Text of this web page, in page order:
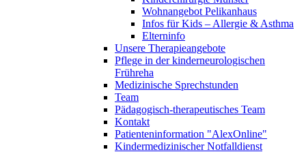
Wohnangebot Pelikanhaus
Infos für Kids – Allergie & Asthma
Elterninfo
Unsere Therapieangebote
Pflege in der kinderneurologischen
Frühreha
Medizinische Sprechstunden
Team
Pädagogisch-therapeutisches Team
Kontakt
Patienteninformation "AlexOnline"
Kindermedizinischer Notfalldienst